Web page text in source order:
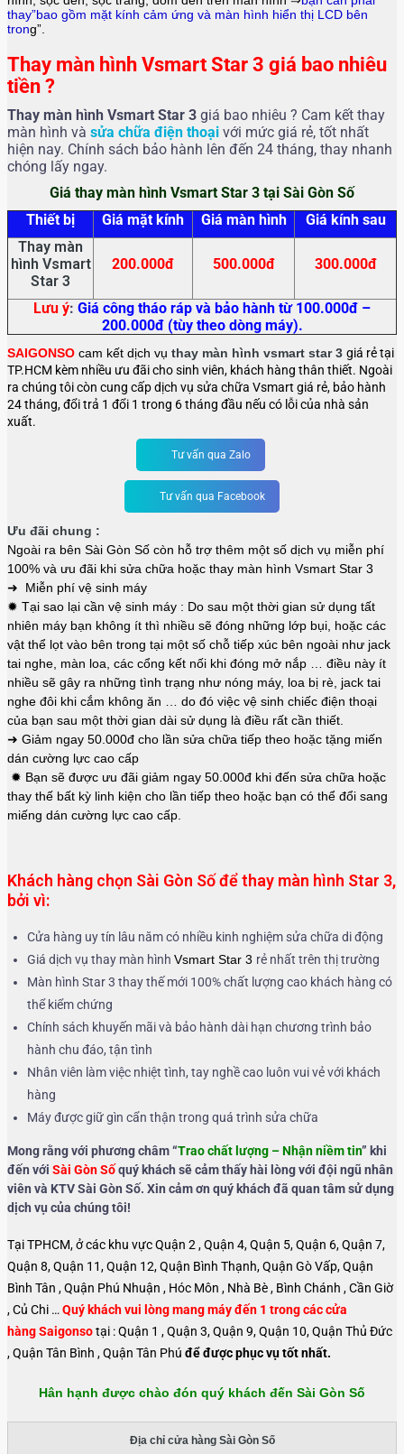
thay”bao gồm mặt kính cảm ứng và màn hình hiển thị LCD bên
trong”.
Thay màn hình Vsmart Star 3 giá bao nhiêu
tiền ?
Thay màn hình Vsmart Star 3 giá bao nhiêu ? Cam kết thay
màn hình và sửa chữa điện thoại với mức giá rẻ, tốt nhất
hiện nay. Chính sách bảo hành lên đến 24 tháng, thay nhanh
chóng lấy ngay.
Giá thay màn hình Vsmart Star 3 tại Sài Gòn Số
Thiết bị
Giá mặt kính Giá màn hình
Giá kính sau
Thay màn
hình Vsmart
Star 3
200.000đ 500.000đ 300.000đ
Lưu ý: Giá công tháo ráp và bảo hành từ 100.000đ –
200.000đ (tùy theo dòng máy).
SAIGONSO cam kết dịch vụ thay màn hình vsmart star 3 giá rẻ tại
TP.HCM kèm nhiều ưu đãi cho sinh viên, khách hàng thân thiết. Ngoài
ra chúng tôi còn cung cấp dịch vụ sửa chữa Vsmart giá rẻ, bảo hành
24 tháng, đổi trả 1 đổi 1 trong 6 tháng đầu nếu có lỗi của nhà sản
xuất.
Tư vấn qua Zalo
Tư vấn qua Facebook
Ưu đãi chung :
Ngoài ra bên Sài Gòn Số còn hỗ trợ thêm một số dịch vụ miễn phí
100% và ưu đãi khi sửa chữa hoặc thay màn hình Vsmart Star 3
➜ Miễn phí vệ sinh máy
✹ Tại sao lại cần vệ sinh máy : Do sau một thời gian sử dụng tất
nhiên máy bạn không ít thì nhiều sẽ đóng những lớp bụi, hoặc các
vật thể lọt vào bên trong tại một số chỗ tiếp xúc bên ngoài như jack
tai nghe, màn loa, các cổng kết nối khi đóng mở nắp … điều này ít
nhiều sẽ gây ra những tình trạng như nóng máy, loa bị rè, jack tai
nghe đôi khi cắm không ăn … do đó việc vệ sinh chiếc điện thoại
của bạn sau một thời gian dài sử dụng là điều rất cần thiết.
➜ Giảm ngay 50.000đ cho lần sửa chữa tiếp theo hoặc tặng miến
dán cường lực cao cấp
✹ Bạn sẽ được ưu đãi giảm ngay 50.000đ khi đến sửa chữa hoặc
thay thế bất kỳ linh kiện cho lần tiếp theo hoặc bạn có thể đổi sang
miếng dán cường lực cao cấp.
Khách hàng chọn Sài Gòn Số để thay màn hình Star 3,
bởi vì:
Cửa hàng uy tín lâu năm có nhiều kinh nghiệm sửa chữa di động
Giá dịch vụ thay màn hìnhVsmart Star 3 rẻ nhất trên thị trường
Màn hình Star 3 thay thế mới 100% chất lượng cao khách hàng có
thể kiểm chứng
Chính sách khuyến mãi và bảo hành dài hạn chương trình bảo
hành chu đáo, tận tình
Nhân viên làm việc nhiệt tình, tay nghề cao luôn vui vẻ với khách
hàng
Máy được giữ gìn cẩn thận trong quá trình sửa chữa
Mong rằng với phương châm “Trao chất lượng – Nhận niềm tin” khi
đến với Sài Gòn Sốquý khách sẽ cảm thấy hài lòng với đội ngũ nhân
viên và KTV Sài Gòn Số. Xin cảm ơn quý khách đã quan tâm sử dụng
dịch vụ của chúng tôi!
Tại TPHCM, ở các khu vực Quận 2 , Quận 4, Quận 5, Quận 6, Quận 7,
Quận 8, Quận 11, Quận 12, Quận Bình Thạnh, Quận Gò Vấp, Quận
Bình Tân , Quận Phú Nhuận , Hóc Môn , Nhà Bè , Bình Chánh , Cần Giờ
, Củ Chi … Quý khách vui lòng mang máy đến 1 trong các cửa
hàng Saigonsotại : Quận 1 , Quận 3, Quận 9, Quận 10, Quận Thủ Đức
, Quận Tân Bình , Quận Tân Phú để được phục vụ tốt nhất.
Hân hạnh được chào đón quý khách đến Sài Gòn Số
Địa chỉ cửa hàng Sài Gòn Số